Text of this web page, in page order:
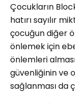
Çocukların
hatırı sayılır
çocuğun diğer
önlemek için
önlemleri
güvenliğinin ve
sağlanması da